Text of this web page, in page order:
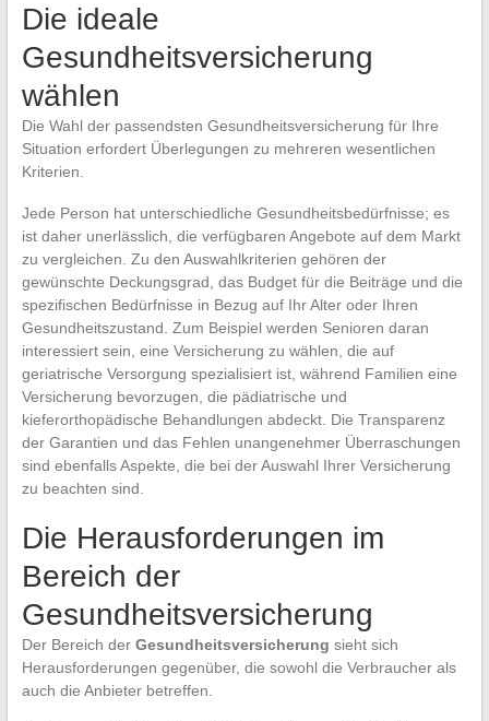
Die ideale
Gesundheitsversicherung
wählen
Die Wahl der passendsten Gesundheitsversicherung für Ihre
Situation erfordert Überlegungen zu mehreren wesentlichen
Kriterien.
Jede Person hat unterschiedliche Gesundheitsbedürfnisse; es
ist daher unerlässlich, die verfügbaren Angebote auf dem Markt
zu vergleichen. Zu den Auswahlkriterien gehören der
gewünschte Deckungsgrad, das Budget für die Beiträge und die
spezifischen Bedürfnisse in Bezug auf Ihr Alter oder Ihren
Gesundheitszustand. Zum Beispiel werden Senioren daran
interessiert sein, eine Versicherung zu wählen, die auf
geriatrische Versorgung spezialisiert ist, während Familien eine
Versicherung bevorzugen, die pädiatrische und
kieferorthopädische Behandlungen abdeckt. Die Transparenz
der Garantien und das Fehlen unangenehmer Überraschungen
sind ebenfalls Aspekte, die bei der Auswahl Ihrer Versicherung
zu beachten sind.
Die Herausforderungen im
Bereich der
Gesundheitsversicherung
Der Bereich der Gesundheitsversicherung sieht sich
Herausforderungen gegenüber, die sowohl die Verbraucher als
auch die Anbieter betreffen.